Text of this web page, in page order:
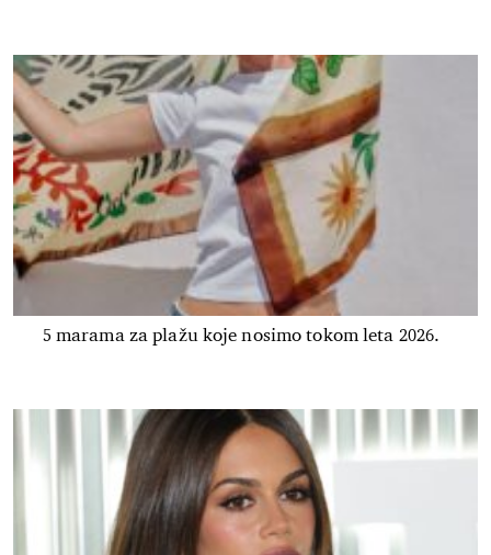
5 marama za plažu koje nosimo tokom leta 2026.